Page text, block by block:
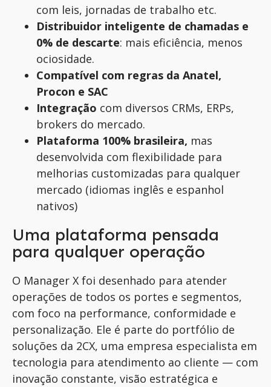
com leis, jornadas de trabalho etc.
Distribuidor inteligente de chamadas e
0% de descarte: mais eficiência, menos
ociosidade.
Compatível com regras da Anatel,
Procon e SAC
Integração com diversos CRMs, ERPs,
brokers do mercado.
Plataforma 100% brasileira, mas
desenvolvida com flexibilidade para
melhorias customizadas para qualquer
mercado (idiomas inglês e espanhol
nativos)
Uma plataforma pensada
para qualquer operação
O Manager X foi desenhado para atender
operações de todos os portes e segmentos,
com foco na performance, conformidade e
personalização. Ele é parte do portfólio de
soluções da 2CX, uma empresa especialista em
tecnologia para atendimento ao cliente — com
inovação constante, visão estratégica e